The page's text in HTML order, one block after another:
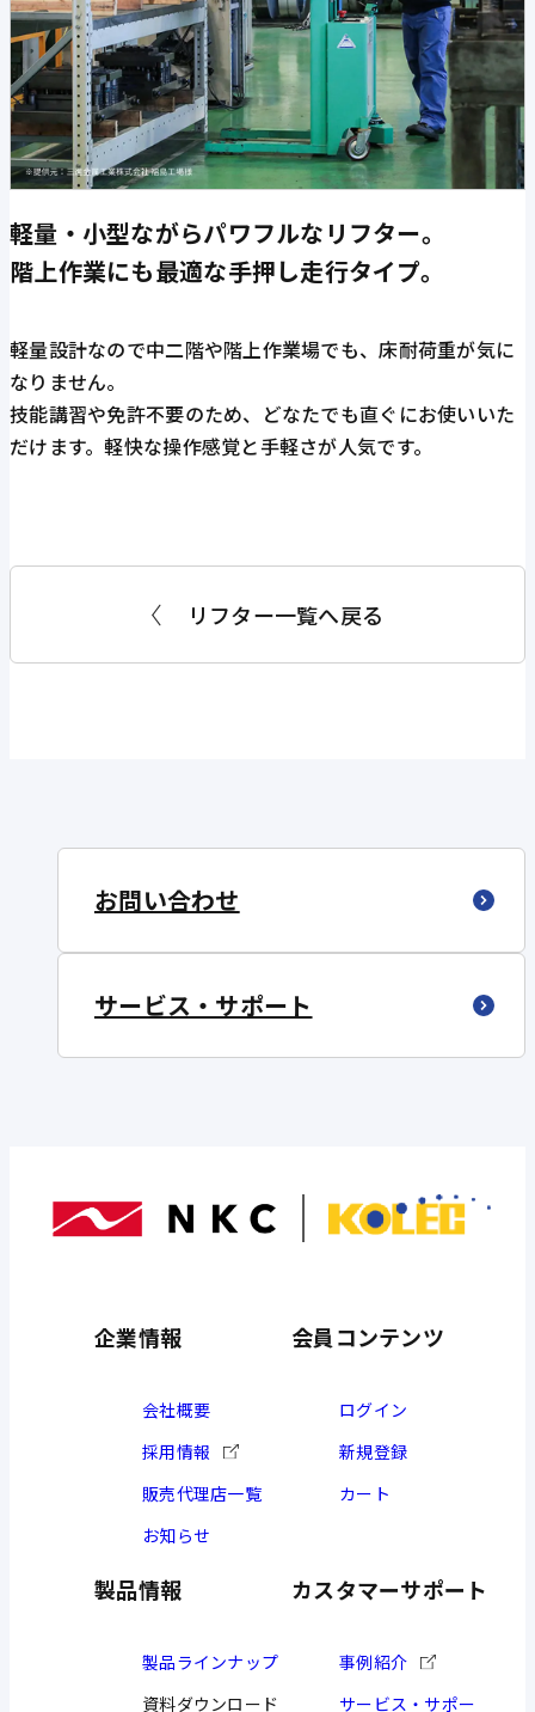
軽量・小型ながらパワフルなリフター。
階上作業にも最適な手押し走行タイプ。
軽量設計なので中二階や階上作業場でも、床耐荷重が気に
なりません。
技能講習や免許不要のため、どなたでも直ぐにお使いいた
だけます。軽快な操作感覚と手軽さが人気です。
リフター一覧へ戻る
お問い合わせ
サービス・サポート
企業情報
会社概要
採用情報
販売代理店一覧
お知らせ
製品情報
製品ラインナップ
資料ダウンロード
会員コンテンツ
ログイン
新規登録
カート
カスタマーサポート
事例紹介
サービス・サポー